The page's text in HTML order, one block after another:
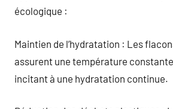
écologique :
Maintien de l’hydratation : Les
assurent une température
incitant à une hydratation continue.